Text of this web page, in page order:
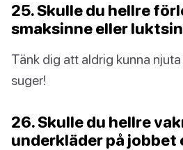
25. Skulle du hellre
smaksinne eller
Tänk dig att aldrig kunna
suger!
26. Skulle du hellre
underkläder på jobbet